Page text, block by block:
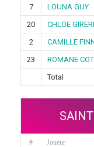
7
LOUNA GUY
20
CHLOE
2
CAMILLE
23
ROMANE
Total
# Joueur